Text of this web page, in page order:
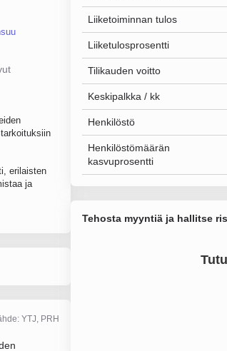
erilaisten
ja
YTJ, PRH
Liiketoiminnan tulos
Liiketulosprosentti
Tilikauden voitto
Keskipalkka / kk
Henkilöstö
Henkilöstömäärän
kasvuprosentti
Tehosta myyntiä ja hallitse